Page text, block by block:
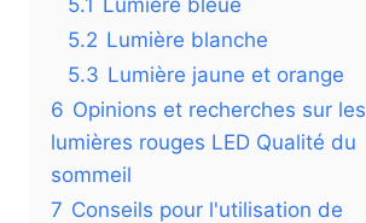
5.1 Lumière bleue
5.2 Lumière blanche
5.3 Lumière jaune et orange
6 Opinions et recherches sur les
lumières rouges LED Qualité du
sommeil
7 Conseils pour l'utilisation de